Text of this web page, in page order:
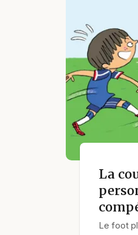
La
Le foot